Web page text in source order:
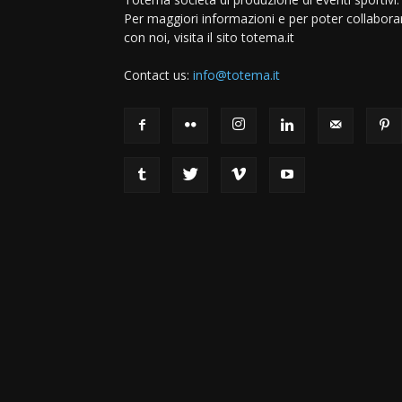
Per maggiori informazioni e per poter
con noi, visita il sito totema.it
Contact us: info@totema.it